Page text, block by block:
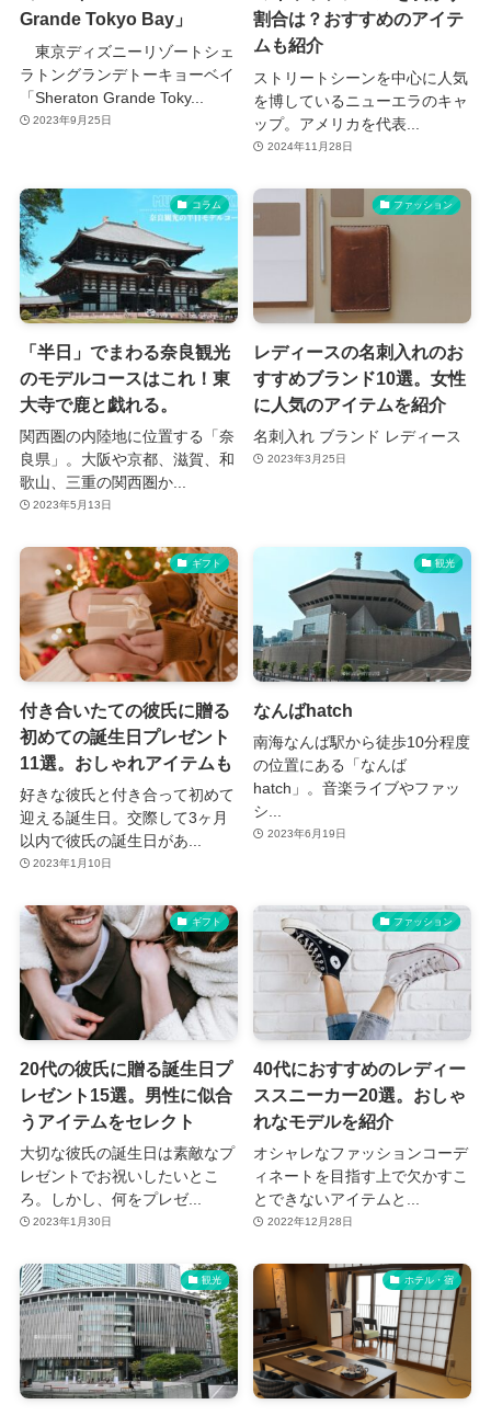
Grande Tokyo Bay」
東京ディズニーリゾートシェ
ラトングランデトーキョーベイ
「Sheraton Grande Toky...
2023年9月25日
割合は？おすすめのアイテ
ムも紹介
ストリートシーンを中心に人気
を博しているニューエラのキャ
ップ。アメリカを代表...
2024年11月28日
コラム
「半日」でまわる奈良観光
のモデルコースはこれ！東
大寺で鹿と戯れる。
関西圏の内陸地に位置する「奈
良県」。大阪や京都、滋賀、和
歌山、三重の関西圏か...
2023年5月13日
ファッション
レディースの名刺入れのお
すすめブランド10選。女性
に人気のアイテムを紹介
名刺入れ ブランド レディース
2023年3月25日
ギフト
付き合いたての彼氏に贈る
初めての誕生日プレゼント
11選。おしゃれアイテムも
好きな彼氏と付き合って初めて
迎える誕生日。交際して3ヶ月
以内で彼氏の誕生日があ...
2023年1月10日
観光
なんばhatch
南海なんば駅から徒歩10分程度
の位置にある「なんば
hatch」。音楽ライブやファッ
シ...
2023年6月19日
ギフト
20代の彼氏に贈る誕生日プ
レゼント15選。男性に似合
うアイテムをセレクト
大切な彼氏の誕生日は素敵なプ
レゼントでお祝いしたいとこ
ろ。しかし、何をプレゼ...
2023年1月30日
ファッション
40代におすすめのレディー
ススニーカー20選。おしゃ
れなモデルを紹介
オシャレなファッションコーデ
ィネートを目指す上で欠かすこ
とできないアイテムと...
2022年12月28日
観光 ホテル・宿